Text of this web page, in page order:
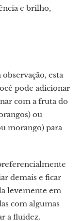
e brilho,
esta
pode adicionar
com a fruta do
ou
morango) para
demais e ficar
levemente em
com algumas
a fluidez.